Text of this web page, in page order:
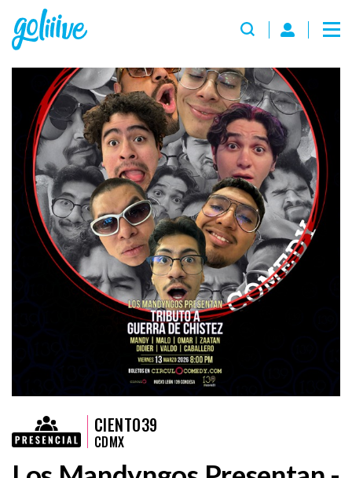
CIENTO39
CDMX